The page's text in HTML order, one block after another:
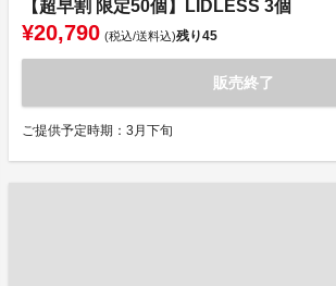
【超早割 限定50個】LIDLESS 3個
¥20,790 (税込/送料込)残り45
販売終了
ご提供予定時期：3月下旬